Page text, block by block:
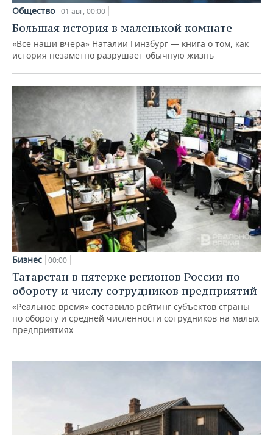
Общество 01 авг, 00:00
Большая история в маленькой комнате
«Все наши вчера» Наталии Гинзбург — книга о том, как
история незаметно разрушает обычную жизнь
Бизнес 00:00
Татарстан в пятерке регионов России по
обороту и числу сотрудников предприятий
«Реальное время» составило рейтинг субъектов страны
по обороту и средней численности сотрудников на малых
предприятиях